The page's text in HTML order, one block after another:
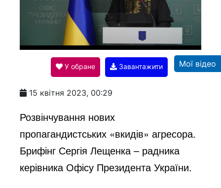
P
l
a
y
V
У обране Завантажити
15 квітня 2023, 00:29
Розвінчування нових
пропагандистських «вкидів» агресора.
Брифінг Сергія Лещенка – радника
керівника Офісу Президента України.
Мої відео